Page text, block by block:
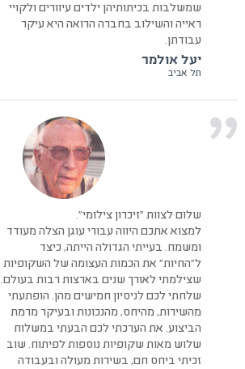
שמשלבות בכיתותיהן ילדים עיוורים ולקויי
ראייה והשילוב בחברה הרואה היא עיקר
עבודתן.
יעל אולמר
תל אביב
שלום לצוות "זיכרון צילומי".
למצוא אתכם היווה עבורי עוגן הצלה מעודד
ומשמח. בעייתי הגדולה הייתה, כיצד
ל"החיות" את הכמות העצומה של השקופיות
שצילמתי לאורך שנים בארצות רבות בעולם.
שלחתי לכם לניסיון חמישים מהן. הופתעתי
מהשירות, מהיחס, מהנכונות ובעיקר מרמת
הביצוע. את הערכתי לכם הבעתי במשלוח
שלוש מאות שקופיות נוספות לפיתוח. שוב
זכיתי ביחס חם, בשירות מעולה ובעבודה